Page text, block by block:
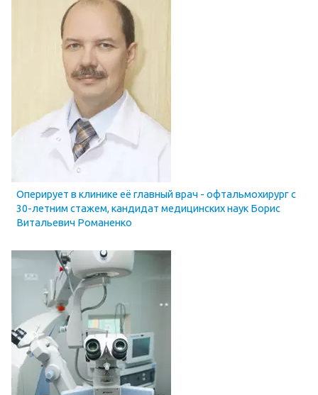
Оперирует в клинике её главный врач - офтальмохирург с
30-летним стажем, кандидат медицинских наук Борис
Витальевич Романенко